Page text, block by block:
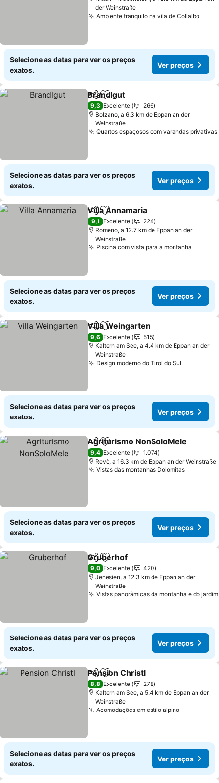
der Weinstraße
Ambiente tranquilo na vila de CollalboVer
Selecione as datas para ver os preços
exatos.
Ver preços
PartilharAdicionar aos favoritos
Brandlgut
9,3 Excelente
266
Bolzano, a 6.3 km de Eppan an der
Weinstraße
Quartos espaçosos com varandas privativas
Selecione as datas para ver os preços
exatos.
Ver preços
PartilharAdicionar aos favoritos
Villa Annamaria
9,1 Excelente
224
Romeno, a 12.7 km de Eppan an der
Weinstraße
Piscina com vista para a montanha
Selecione as datas para ver os preços
exatos.
Ver preços
PartilharAdicionar aos favoritos
Villa Weingarten
9,6 Excelente
515
Kaltern am See, a 4.4 km de Eppan an der
Weinstraße
Design moderno do Tirol do Sul
Selecione as datas para ver os preços
exatos.
Ver preços
PartilharAdicionar aos favoritos
Agriturismo NonSoloMele
9,4 Excelente
1.074
Revò, a 16.3 km de Eppan an der Weinstraße
Vistas das montanhas DolomitasVer
Selecione as datas para ver os preços
exatos.
Ver preços
PartilharAdicionar aos favoritos
Gruberhof
9,0 Excelente
420
Jenesien, a 12.3 km de Eppan an der
Weinstraße
Vistas panorâmicas da montanha e do jardim
Selecione as datas para ver os preços
exatos.
Ver preços
PartilharAdicionar aos favoritos
Pension Christl
8,8 Excelente
278
Kaltern am See, a 5.4 km de Eppan an der
Weinstraße
Acomodações em estilo alpinoVer preços
Selecione as datas para ver os preços
exatos.
Ver preços